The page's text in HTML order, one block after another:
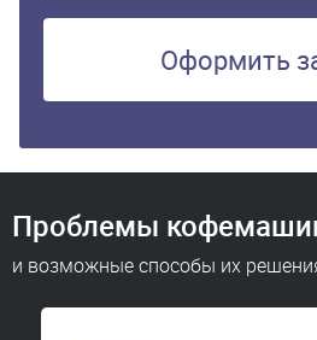
Оформить
Проблемы
и возможные способы их